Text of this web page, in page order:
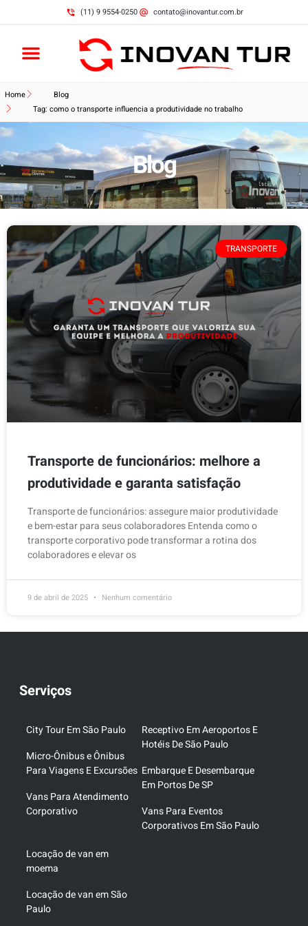
(11) 9 9554-0250 contato@inovantur.com.br
Home
Blog
Tag: como o transporte influencia a produtividade no trabalho
Blog
TRANSPORTE
Transporte de funcionários: melhore a
produtividade e garanta satisfação
Transporte de funcionários: assegure maior produtividade
e bem-estar para seus colaboradores Entenda como o
transporte corporativo pode transformar a rotina dos
colaboradores e elevar os
9 de abril de 2025 Nenhum comentário
Serviços
City Tour Em São Paulo
Micro-Ônibus e Ônibus
Para Viagens E Excursões
Vans Para Atendimento
Corporativo
Receptivo Em Aeroportos E
Hotéis De São Paulo
Embarque E Desembarque
Em Portos De SP
Vans Para Eventos
Corporativos Em São Paulo
Locação de van em
moema
Locação de van em São
Paulo